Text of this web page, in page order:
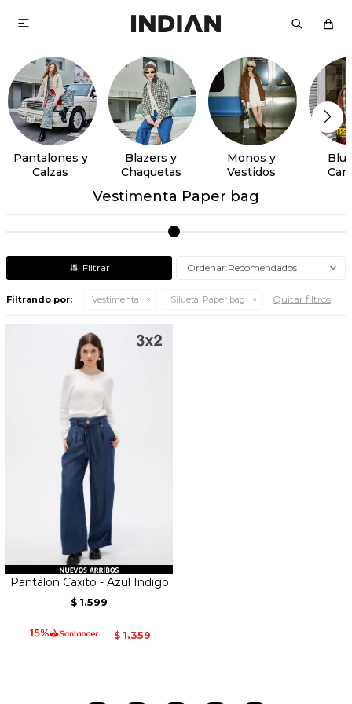

Pantalones y
Calzas
Blazers y
Chaquetas
Monos y
Vestidos
Vestimenta Paper bag
Recomendados
Filtrando por: Vestimenta Silueta: Paper bag Quitar filtros
Pantalon Caxito - Azul Indigo
$ 1.599
$ 1.359